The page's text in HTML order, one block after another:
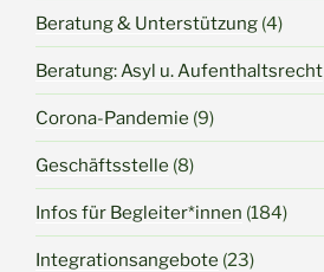
Beratung & Unterstützung (4)
Beratung: Asyl u. Aufenthaltsrecht
Corona-Pandemie (9)
Geschäftsstelle (8)
Infos für Begleiter*innen (184)
Integrationsangebote (23)